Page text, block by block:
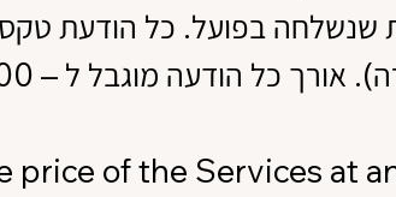
of the Services at